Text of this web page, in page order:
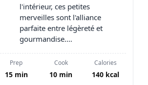
l'intérieur, ces petites
merveilles sont l'alliance
parfaite entre légèreté et
gourmandise.…
Prep
15 min
Cook
10 min
Calories
140 kcal